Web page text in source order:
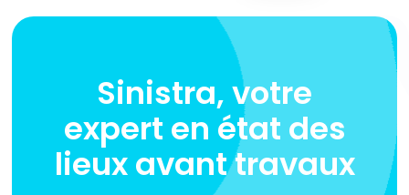
Sinistra, votre
expert en état des
lieux avant travaux